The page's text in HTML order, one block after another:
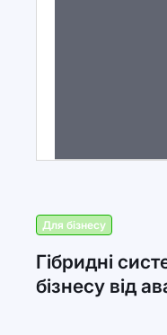
Для бізнесу
Гібридні
бізнесу від